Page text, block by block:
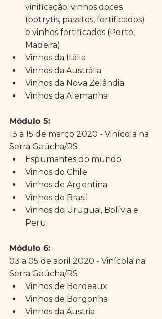
vinificação: vinhos doces
(botrytis, passitos, fortificados)
e vinhos fortificados (Porto,
Madeira)
Vinhos da Itália
Vinhos da Austrália
Vinhos da Nova Zelândia
Vinhos da Alemanha
Módulo 5:
13 a 15 de março 2020 - Vinícola na
Serra Gaúcha/RS
Espumantes do mundo
Vinhos do Chile
Vinhos de Argentina
Vinhos do Brasil
Vinhos do Uruguai, Bolívia e
Peru
Módulo 6:
03 a 05 de abril 2020 - Vinícola na
Serra Gaúcha/RS
Vinhos de Bordeaux
Vinhos de Borgonha
Vinhos da Áustria